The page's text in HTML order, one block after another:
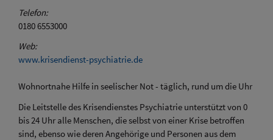
Telefon:
0180 6553000
Web:
www.krisendienst-psychiatrie.de
Wohnortnahe Hilfe in seelischer Not - täglich, rund um die Uhr
Die Leitstelle des Krisendienstes Psychiatrie unterstützt von 0
bis 24 Uhr alle Menschen, die selbst von einer Krise betroffen
sind, ebenso wie deren Angehörige und Personen aus dem